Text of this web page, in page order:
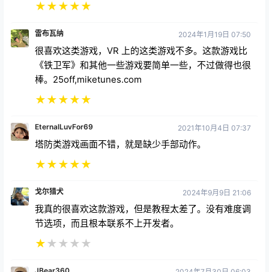
《铁卫军》和其他一些游戏要简单一些，不过做得也很
棒。25off,miketunes.com
★★★★★
EternalLuvFor69
戈尔猎犬 2024年9月9日 21:06
节选项，而且根本联系不上开发者。
★★★
JBear360
戏真的很难。我连简单难度都过不了第12关。我遇到